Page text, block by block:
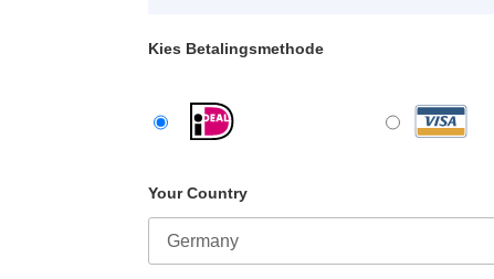
Kies Betalingsmethode
Your Country